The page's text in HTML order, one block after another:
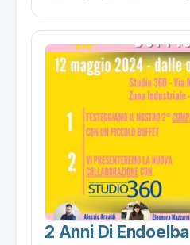
2 Anni Di Endoelba